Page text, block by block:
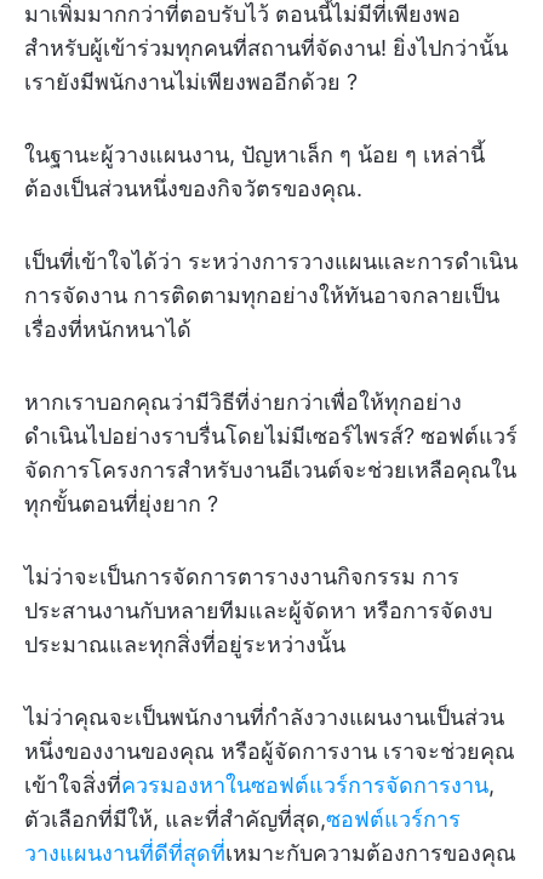
มาเพิ่มมากกว่าที่ตอบรับไว้ ตอนนี้ไม่มีที่เพียงพอ
สำหรับผู้เข้าร่วมทุกคนที่สถานที่จัดงาน! ยิ่งไปกว่านั้น
เรายังมีพนักงานไม่เพียงพออีกด้วย ?
ในฐานะผู้วางแผนงาน, ปัญหาเล็ก ๆ น้อย ๆ เหล่านี้
ต้องเป็นส่วนหนึ่งของกิจวัตรของคุณ.
เป็นที่เข้าใจได้ว่า ระหว่างการวางแผนและการดำเนิน
การจัดงาน การติดตามทุกอย่างให้ทันอาจกลายเป็น
เรื่องที่หนักหนาได้
หากเราบอกคุณว่ามีวิธีที่ง่ายกว่าเพื่อให้ทุกอย่าง
ดำเนินไปอย่างราบรื่นโดยไม่มีเซอร์ไพรส์? ซอฟต์แวร์
จัดการโครงการสำหรับงานอีเวนต์จะช่วยเหลือคุณใน
ทุกขั้นตอนที่ยุ่งยาก ?️
ไม่ว่าจะเป็นการจัดการตารางงานกิจกรรม การ
ประสานงานกับหลายทีมและผู้จัดหา หรือการจัดงบ
ประมาณและทุกสิ่งที่อยู่ระหว่างนั้น
ไม่ว่าคุณจะเป็นพนักงานที่กำลังวางแผนงานเป็นส่วน
หนึ่งของงานของคุณ หรือผู้จัดการงาน เราจะช่วยคุณ
เข้าใจสิ่งที่ควรมองหาในซอฟต์แวร์การจัดการงาน,
ตัวเลือกที่มีให้, และที่สำคัญที่สุด,ซอฟต์แวร์การ
วางแผนงานที่ดีที่สุดที่เหมาะกับความต้องการของคุณ